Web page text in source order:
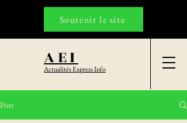
AEI
Actualités Express Info
Soutenir le site
Post